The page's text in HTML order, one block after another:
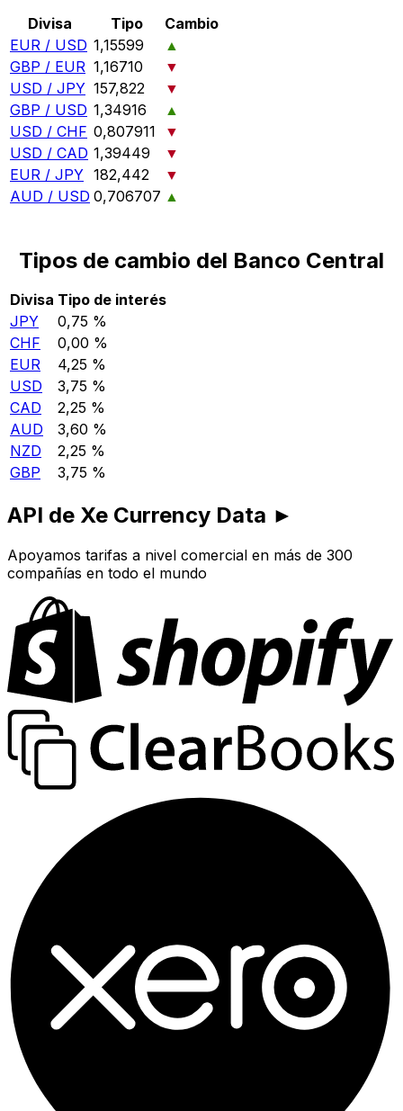
Divisa Tipo
Cambio
EUR / USD 1,15599
▲
GBP / EUR 1,16710
▼
USD / JPY 157,822
▼
GBP / USD 1,34916
▲
USD / CHF 0,807911
▼
USD / CAD 1,39449
▼
EUR / JPY 182,442
▼
AUD / USD 0,706707 ▲
Tipos de cambio del Banco Central
Divisa Tipo de interés
JPY
0,75 %
CHF
0,00 %
EUR
4,25 %
USD
3,75 %
CAD
2,25 %
AUD
3,60 %
NZD
2,25 %
GBP
3,75 %
API de Xe Currency Data ►
Apoyamos tarifas a nivel comercial en más de 300
compañías en todo el mundo